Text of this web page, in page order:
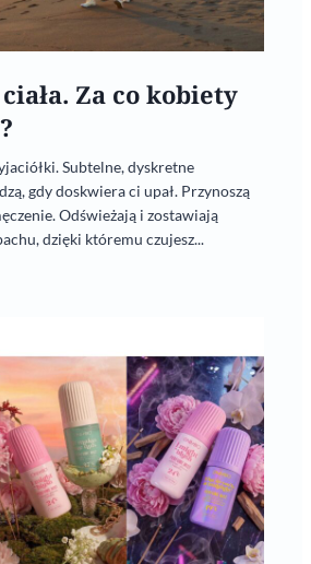
Za co kobiety
Subtelne, dyskretne
gdy doskwiera ci upał. Przynoszą
Odświeżają i zostawiają
dzięki któremu czujesz...